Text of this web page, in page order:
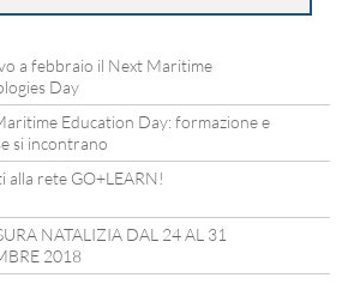
a febbraio il Next Maritime
Day
Education Day: formazione e
si incontrano
alla rete GO+LEARN!
NATALIZIA DAL 24 AL 31
2018